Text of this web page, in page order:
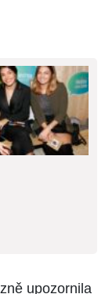
upozornila